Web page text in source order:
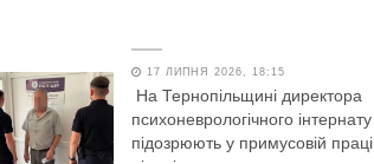
17 ЛИПНЯ 2026, 18:15
На Тернопільщині директора
психоневрологічного інтернату
підозрюють у примусовій праці